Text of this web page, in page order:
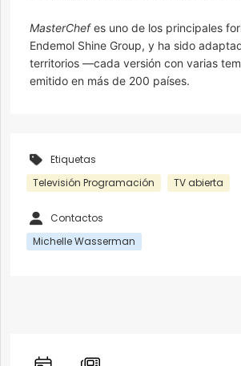
MasterChefes uno de los principales
Endemol Shine Group, y ha sido
territorios —cada versión con varias
emitido en más de 200 países.
Etiquetas
Televisión Programación
TV abierta
Contactos
Michelle Wasserman